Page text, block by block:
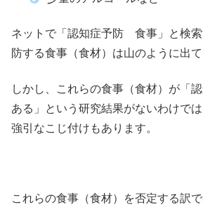
ネットで「認知症予防 食事」と検
防する食事（食材）は山のように出て
しかし、これらの食事（食材）が「
ある」という研究結果がないわけで
強引なこじ付けもあります。
これらの食事（食材）を否定する訳で